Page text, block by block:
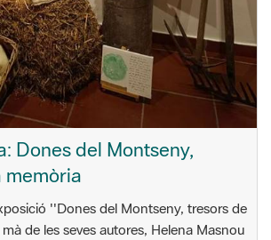
Dones del Montseny,
memòria
''Dones del Montseny, tresors de
de les seves autores, Helena Masnou